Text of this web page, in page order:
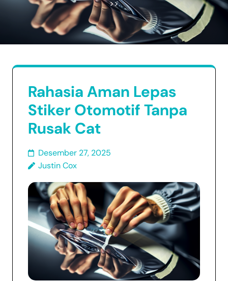
>>
Rahasia Aman Lepas
Stiker Otomotif Tanpa
Rusak Cat
Desember 27, 2025
Justin Cox